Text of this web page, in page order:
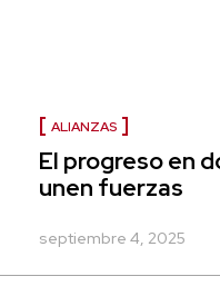
ALIANZAS
El progreso en
unen fuerzas
septiembre 4, 2025